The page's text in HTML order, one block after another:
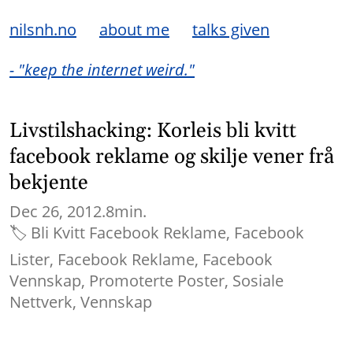
nilsnh.no about me
talks given
- "keep the internet weird."
Livstilshacking: Korleis bli kvitt
facebook reklame og skilje vener frå
bekjente
Dec 26, 2012.8min.
🏷 Bli Kvitt Facebook Reklame Facebook
Lister Facebook Reklame Facebook
Vennskap Promoterte Poster Sosiale
Nettverk Vennskap